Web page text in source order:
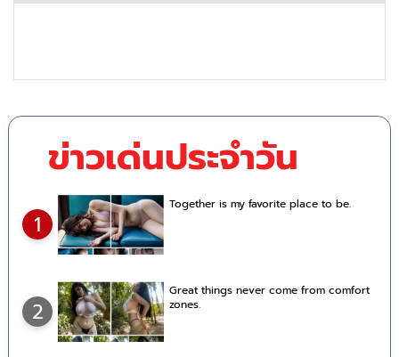
ข่าวเด่นประจำวัน
1
Together is my favorite place to be.
2
Great things never come from comfort
zones.